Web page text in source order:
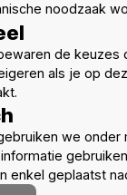
noodzaak
de keuzes
als je op
we
enkel geplaatst